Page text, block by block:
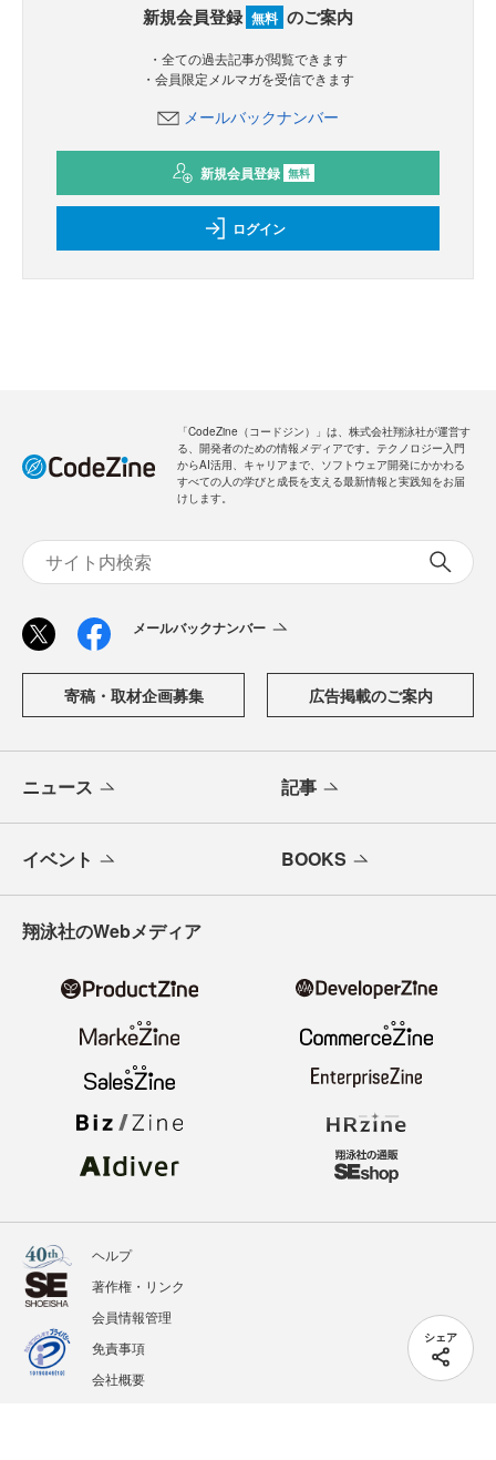
シェア
新規会員登録 無料 のご案内
・全ての過去記事が閲覧できます
・会員限定メルマガを受信できます
メールバックナンバー
新規会員登録 無料
ログイン
「CodeZine（コードジン）」は、株式会社翔泳社が運営す
る、開発者のための情報メディアです。テクノロジー入門
からAI活用、キャリアまで、ソフトウェア開発にかかわる
すべての人の学びと成長を支える最新情報と実践知をお届
けします。
メールバックナンバー
寄稿・取材企画募集 広告掲載のご案内
ニュース 記事
イベント BOOKS
翔泳社のWebメディア
ヘルプ
著作権・リンク
会員情報管理
免責事項
会社概要